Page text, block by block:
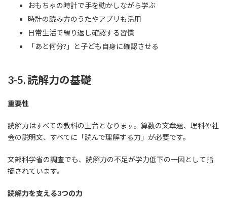
おもちゃの時計で手を動かしながら学ぶ
時計の読み方のうたやアプリも活用
日常生活で繰り返し確認する習慣
「あと何分?」と子ども自身に確認させる
3-5. 読解力の基礎
重要性
読解力はすべての教科の土台となります。算数の文章題、理科や社
会の説明文、すべてに「読んで理解する力」が必要です。
文部科学省の調査でも、読解力の不足が学力低下の一因として指
摘されています。
読解力を支える3つの力